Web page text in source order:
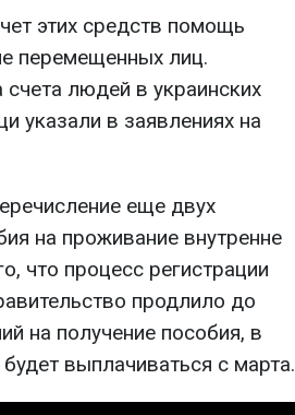
этих средств помощь
перемещенных лиц.
людей в украинских
указали в заявлениях на
еще двух
на проживание внутренне
что процесс регистрации
продлило до
на получение пособия, в
выплачиваться с марта.